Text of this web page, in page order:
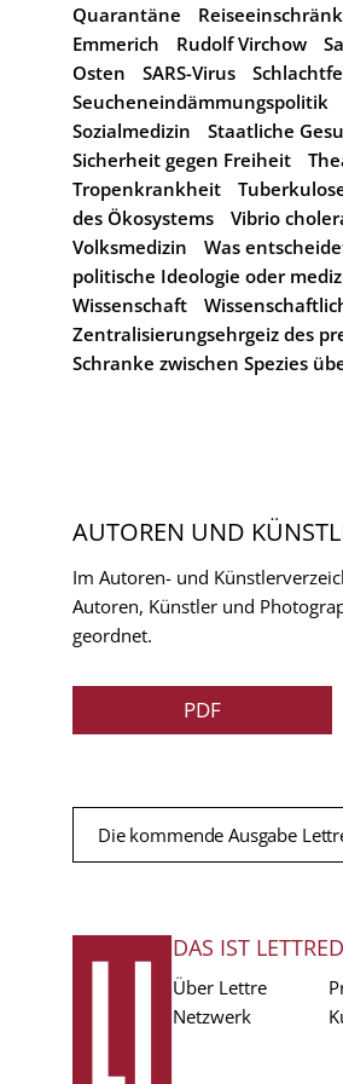
Quarantäne
Emmerich
Rudolf Virchow
Osten
SARS-Virus
Seucheneindämmungspolitik
Sozialmedizin
Staatliche
Sicherheit gegen Freiheit
Tropenkrankheit
des Ökosystems
Vibrio
Volksmedizin
Was
politische Ideologie oder
Wissenschaft
Zentralisierungsehrgeiz des
Schranke zwischen Spezies
AUTOREN UND
Im Autoren- und
Autoren, Künstler und
geordnet.
PDF
Die kommende Ausgabe
FUSSZEILE
DAS IST LETTRE
Über Lettre
Netzwerk